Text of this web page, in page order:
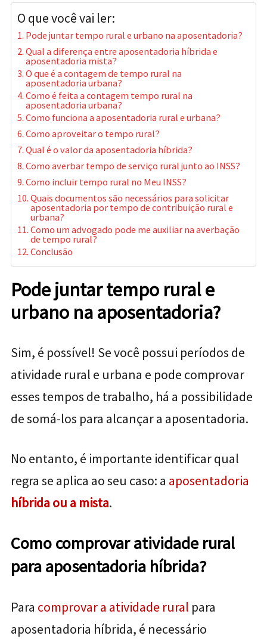
O que você vai ler:
Pode juntar tempo rural e urbano na aposentadoria?
Qual a diferença entre aposentadoria híbrida e
aposentadoria mista?
O que é a contagem de tempo rural na
aposentadoria urbana?
Como é feita a contagem tempo rural na
aposentadoria urbana?
Como funciona a aposentadoria rural e urbana?
Como aproveitar o tempo rural?
Qual é o valor da aposentadoria híbrida?
Como averbar tempo de serviço rural junto ao INSS?
Como incluir tempo rural no Meu INSS?
Quais documentos são necessários para solicitar
aposentadoria por tempo de contribuição rural e
urbana?
Como um advogado pode me auxiliar na averbação
de tempo rural?
Conclusão
Pode juntar tempo rural e
urbano na aposentadoria?
Sim, é possível! Se você possui períodos de
atividade rural e urbana e pode comprovar
esses tempos de trabalho, há a possibilidade
de somá-los para alcançar a aposentadoria.
No entanto, é importante identificar qual
regra se aplica ao seu caso: a aposentadoria
híbrida ou a mista.
Como comprovar atividade rural
para aposentadoria híbrida?
Para comprovar a atividade rural para
aposentadoria híbrida, é necessário